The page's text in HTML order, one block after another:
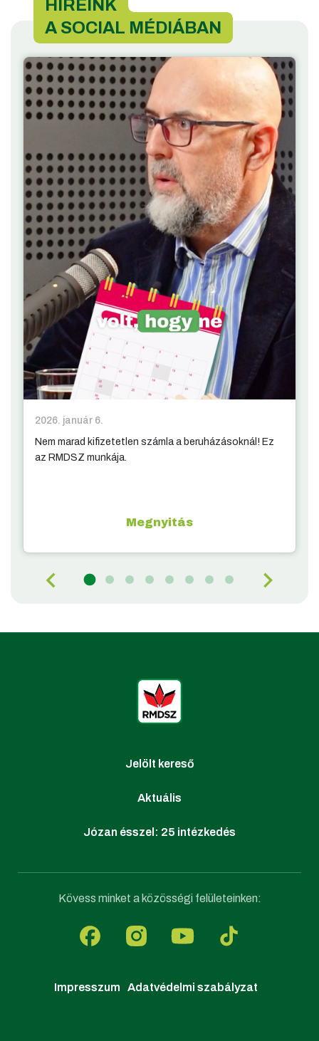
HÍREINK
A SOCIAL MÉDIÁBAN
2026. január 6.
Nem marad kifizetetlen számla a beruházásoknál! Ez
az RMDSZ munkája.
Megnyitás
Jelölt kereső
Aktuális
Józan ésszel: 25 intézkedés
Kövess minket a közösségi felületeinken:
Impresszum Adatvédelmi szabályzat